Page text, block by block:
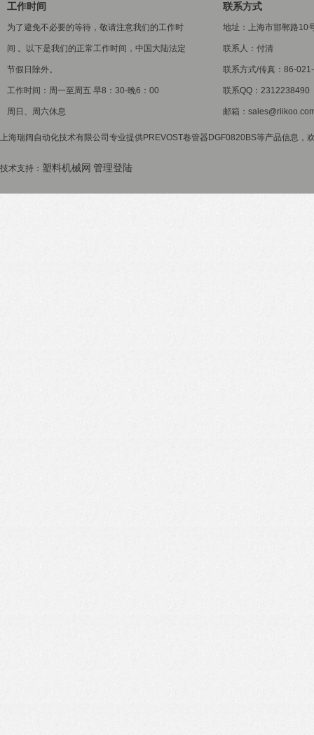
工作时间
为了避免不必要的等待，敬请注意我们的工作时
间 。以下是我们的正常工作时间，中国大陆法定
节假日除外。
工作时间：周一至周五 早8：30-晚6：00
周日、周六休息
联系方式
地址：上海市邯郸路10
联系人：付清
联系方式/传真：86-
联系QQ：2312238490
邮箱：
上海瑞阔自动化技术有限公司专业提供PREVOST卷管器DGF0820BS等产品信息，
技术支持： 塑料机械网 管理登陆